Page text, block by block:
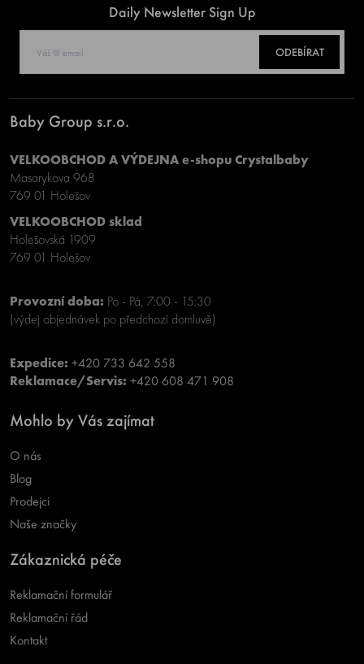
Daily Newsletter Sign Up
ODEBÍRAT
Baby Group s.r.o.
VELKOOBCHOD A VÝDEJNA e-shopu Crystalbaby
Masarykova 968
769 01 Holešov
VELKOOBCHOD sklad
Holešovská 1909
769 01 Holešov
Provozní doba: Po - Pá, 7:00 - 15:30
(výdej objednávek po předchozí domluvě)
Expedice: +420 733 642 558
Reklamace/Servis: +420 608 471 908
Mohlo by Vás zajímat
O nás
Blog
Prodejci
Naše značky
Zákaznická péče
Reklamační formulář
Reklamační řád
Kontakt